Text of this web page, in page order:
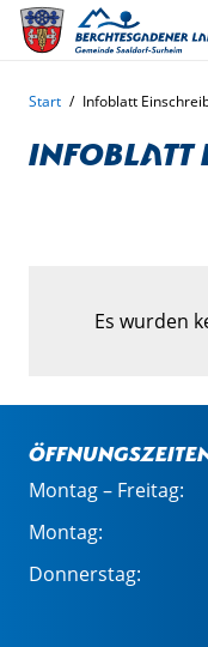
Start / Infoblatt
Infoblatt
Es wurden
Montag – Freitag:
Montag:
Donnerstag: